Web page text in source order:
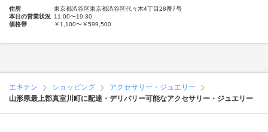
住所
東京都渋谷区東京都渋谷区代々木4丁目28番7号
本日の営業状況 11:00〜19:30
価格帯
￥1,100〜￥599,500
エキテン ショッピング
アクセサリー・ジュエリー
山形県最上郡真室川町に配達・デリバリー可能なアクセサリー・ジュエリー